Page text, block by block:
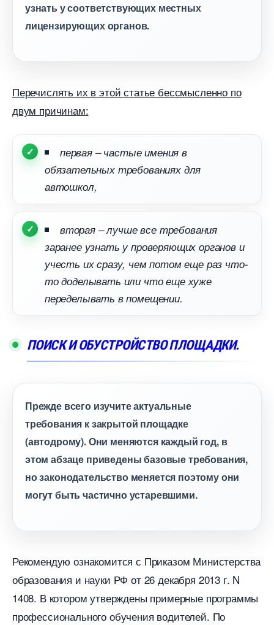
узнать у соответствующих местных
лицензирующих органов.
Перечислять их в этой статье бессмысленно по
двум причинам:
первая – частые имения
обязательных требованиях для
автошкол,
торая – лучше все требования
заранее узнать у проверяющих органов и
учесть их сразу, чем потом еще раз что-
то доделывать или что еще хуже
переделывать в помещении.
ПОИСК И ОБУСТРОЙСТВО ПЛОЩАДКИ.
Прежде всего изучите актуальные
требования к закрытой площадке
(автодрому). Они меняются каждый год,
этом абзаце приведены базовые требования,
но законодательство меняется поэтому они
могут быть частично устаревшими.
Рекомендую ознакомится с Приказом Министерства
образования и науки РФ от 26 декабря 2013 г. N
1408. В котором утверждены примерные программы
профессионального обучения водителей. По